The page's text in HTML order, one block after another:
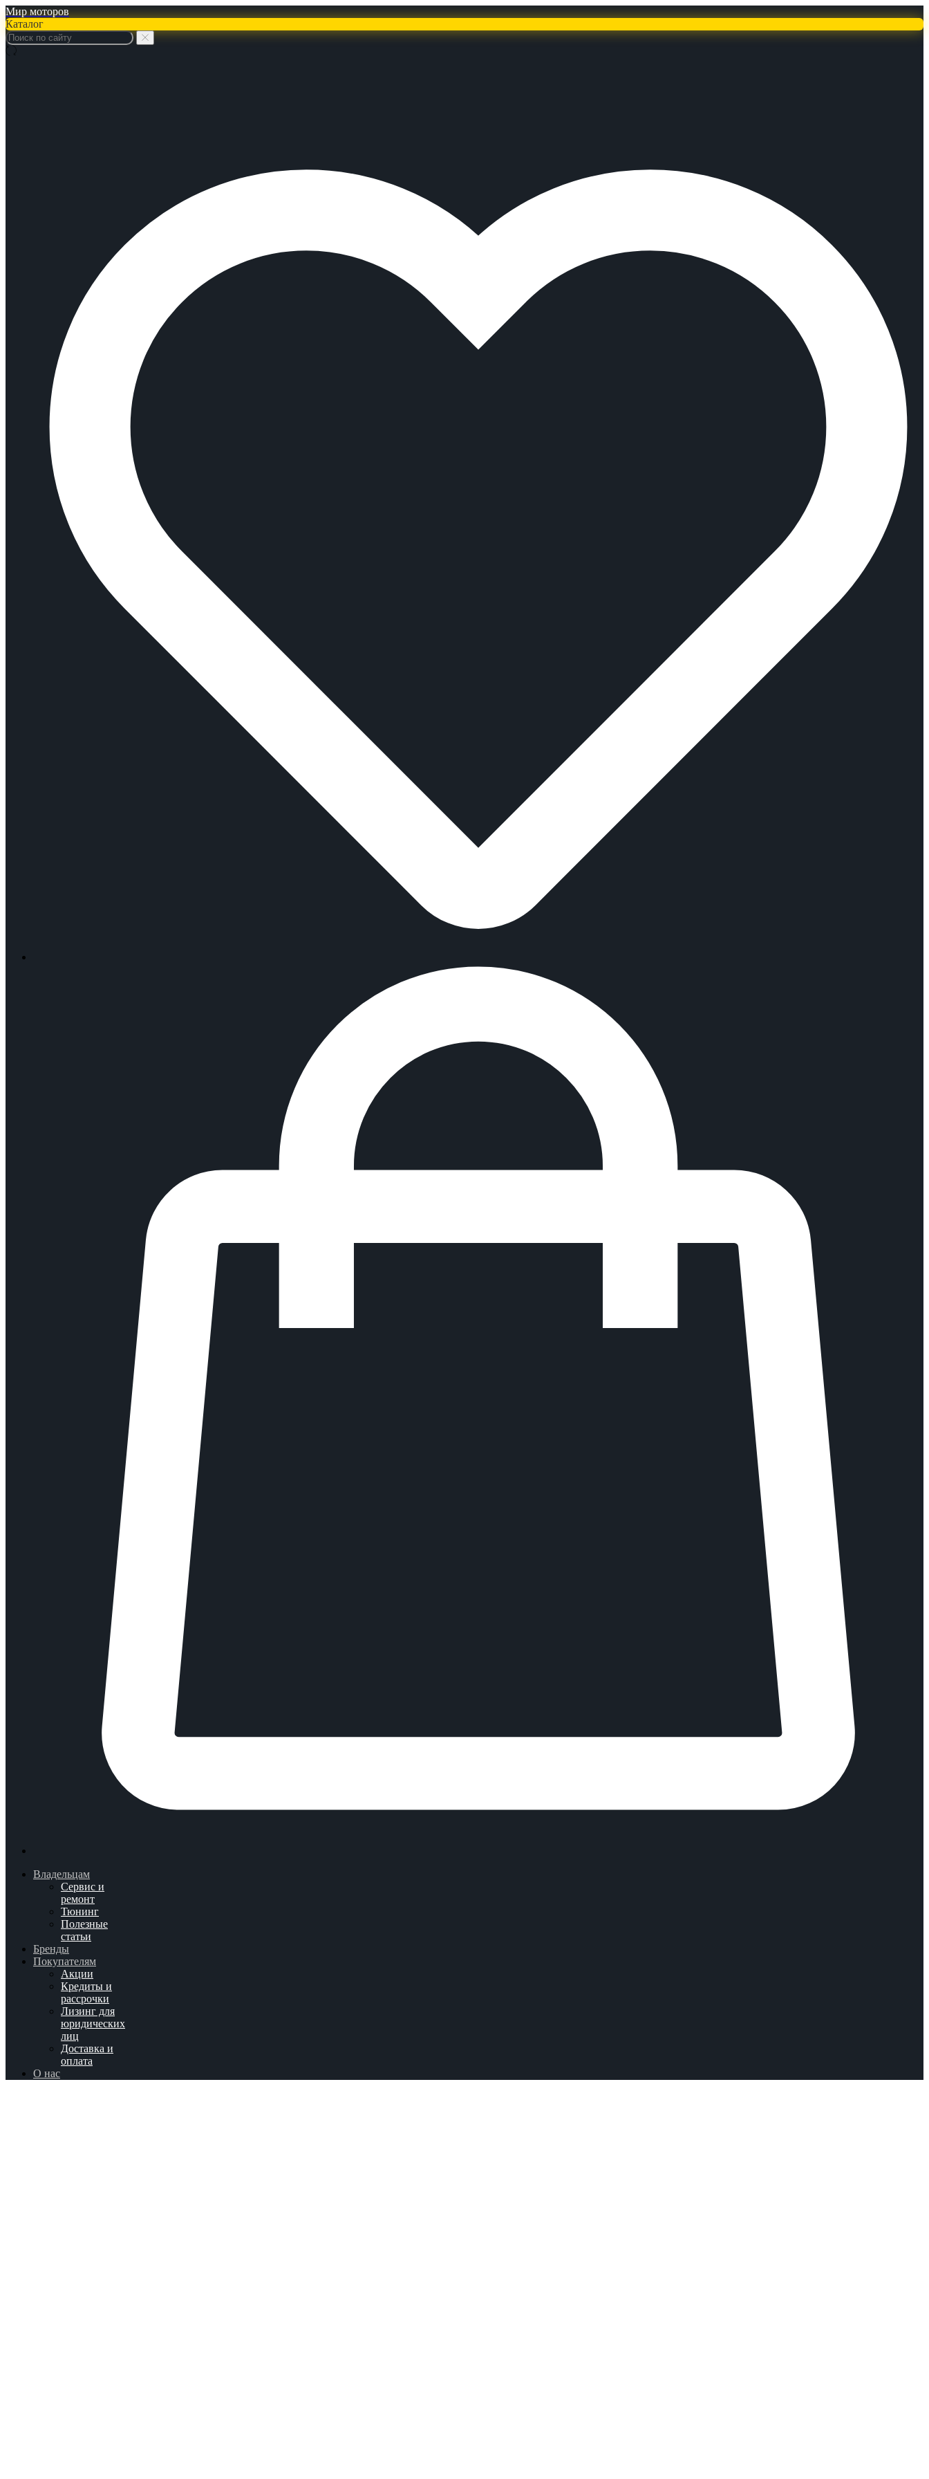
Мир моторов
Каталог
Владельцам
Сервис и
ремонт
Тюнинг
Полезные
статьи
Бренды
Покупателям
Акции
Кредиты и
рассрочки
Лизинг для
юридических
лиц
Доставка и
оплата
О нас